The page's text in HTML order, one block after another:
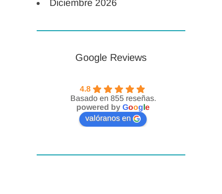
Hotel Exe Madrid Norte
adicionalsobre la mejor tarifa
disponible. La reserva deberá
del hotel utilizando el siguiente
código promocional:
Diciembre 2026
Google Reviews
4.8
Basado en 855 reseñas.
powered by Google
valóranos en